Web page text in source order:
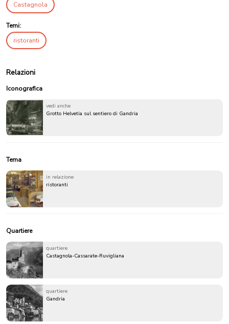
Castagnola
Temi:
ristoranti
Relazioni
Iconografica
vedi anche
Grotto Helvetia sul sentiero di Gandria
Tema
in relazione
ristoranti
Quartiere
quartiere
Castagnola-Cassarate-Ruvigliana
quartiere
Gandria